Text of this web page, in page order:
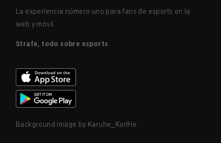
La experiencia número uno para fans de esports en la
web y móvil.
Strafe, todo sobre esports
Background image by Karuhe_KarlHe